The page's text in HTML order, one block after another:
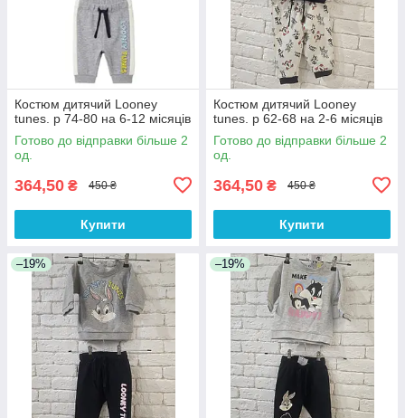
Костюм дитячий Looney
tunes. р 74-80 на 6-12 місяців
Готово до відправки більше 2
од.
364,50 ₴ 450 ₴
Купити
Костюм дитячий Looney
tunes. р 62-68 на 2-6 місяців
Готово до відправки більше 2
од.
364,50 ₴ 450 ₴
Купити
–19% –19%